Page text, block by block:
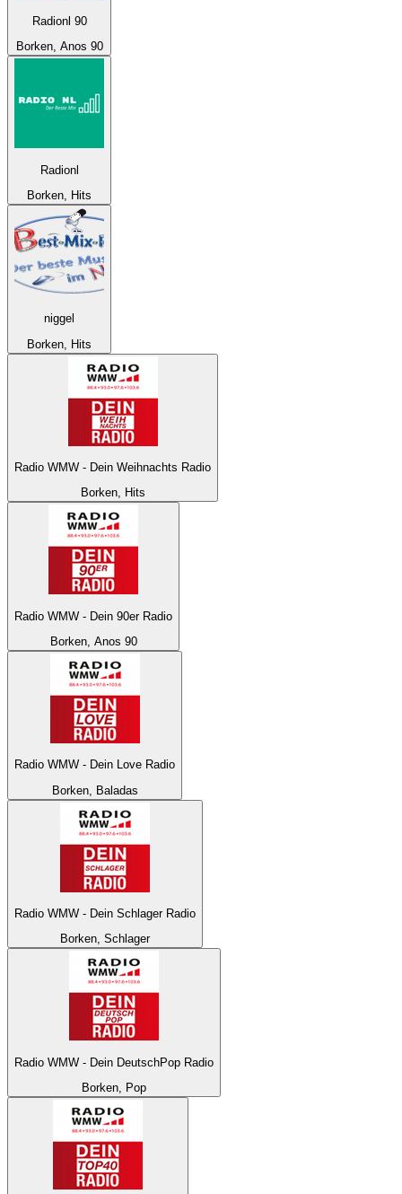
Radionl 90
Borken, Anos 90
Radionl
Borken, Hits
niggel
Borken, Hits
Radio WMW - Dein Weihnachts Radio
Borken, Hits
Radio WMW - Dein 90er Radio
Borken, Anos 90
Radio WMW - Dein Love Radio
Borken, Baladas
Radio WMW - Dein Schlager Radio
Borken, Schlager
Radio WMW - Dein DeutschPop Radio
Borken, Pop